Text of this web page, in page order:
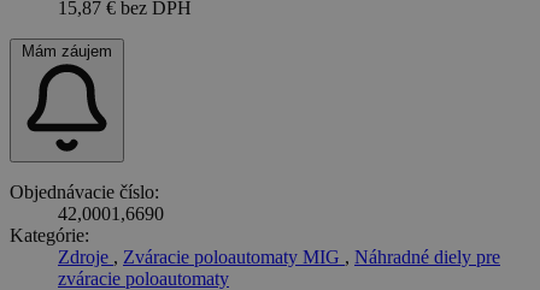
15,87 € bez DPH
Mám záujem
Objednávacie číslo:
42,0001,6690
Kategórie:
Zdroje , Zváracie poloautomaty MIG , Náhradné diely pre
zváracie poloautomaty